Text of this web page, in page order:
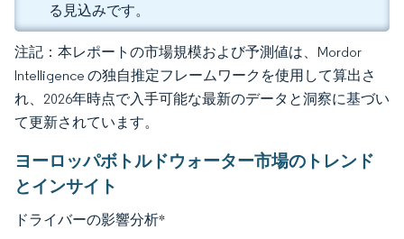
る見込みです。
注記：本レポートの市場規模および予測値は、Mordor
Intelligence の独自推定フレームワークを使用して算出さ
れ、2026年時点で入手可能な最新のデータと洞察に基づい
て更新されています。
ヨーロッパボトルドウォーター市場のトレンド
とインサイト
ドライバーの影響分析*